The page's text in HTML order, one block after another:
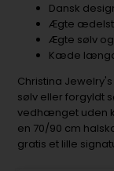
Dansk
Ægte
Ægte sølv
Kæde
Christina
sølv eller forgyldt
vedhænget uden
en 70/90 cm
gratis et lille